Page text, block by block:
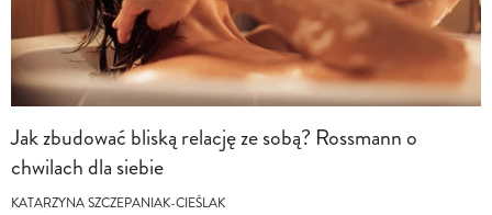
Jak zbudować bliską relację ze sobą? Rossmann o
chwilach dla siebie
KATARZYNA SZCZEPANIAK-CIEŚLAK